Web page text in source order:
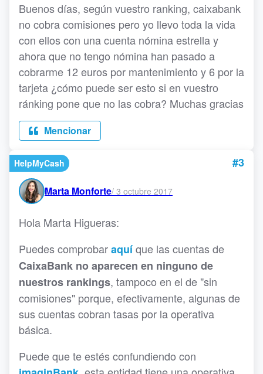
Buenos días, según vuestro ranking, caixabank
no cobra comisiones pero yo llevo toda la vida
con ellos con una cuenta nómina estrella y
ahora que no tengo nómina han pasado a
cobrarme 12 euros por mantenimiento y 6 por la
tarjeta ¿cómo puede ser esto si en vuestro
ránking pone que no las cobra? Muchas gracias
Mencionar
HelpMyCash #3
Marta Monforte/ 3 octubre 2017
Hola Marta Higueras:
Puedes comprobaraquíque las cuentas de
CaixaBank no aparecen en ninguno de
nuestros rankings, tampoco en el de "sin
comisiones" porque, efectivamente, algunas de
sus cuentas cobran tasas por la operativa
básica.
Puede que te estés confundiendo con